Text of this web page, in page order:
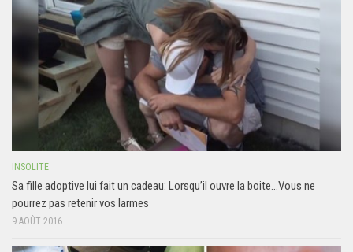
INSOLITE
Sa fille adoptive lui fait un cadeau: Lorsqu’il ouvre la boite…Vous ne
pourrez pas retenir vos larmes
9 AOÛT 2016